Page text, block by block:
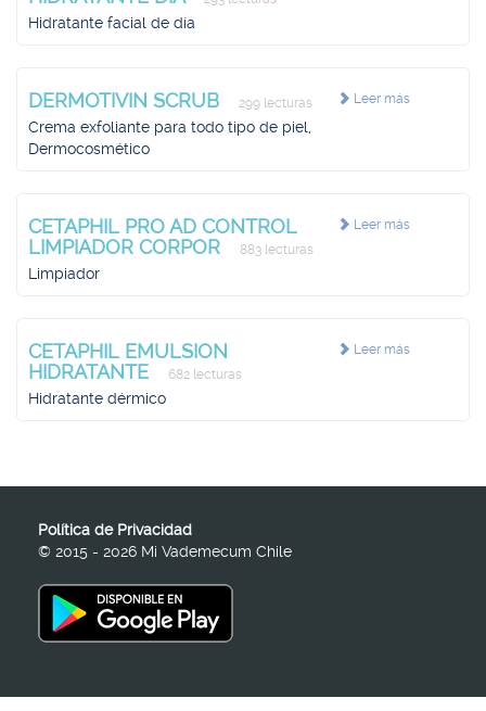
Hidratante facial de día
Leer más
DERMOTIVIN SCRUB 299 lecturas
Crema exfoliante para todo tipo de piel,
Dermocosmético
Leer más
CETAPHIL PRO AD CONTROL
LIMPIADOR CORPOR
883 lecturas
Limpiador
Leer más
CETAPHIL EMULSION
HIDRATANTE
682 lecturas
Hidratante dérmico
Política de Privacidad
© 2015 - 2026 Mi Vademecum Chile